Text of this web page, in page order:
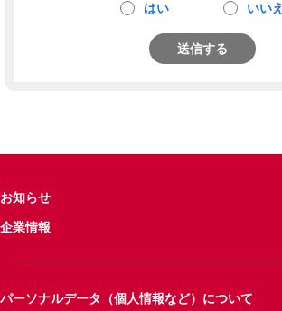
はい いいえ
送信する
お知らせ
企業情報
パーソナルデータ（個人情報など）について